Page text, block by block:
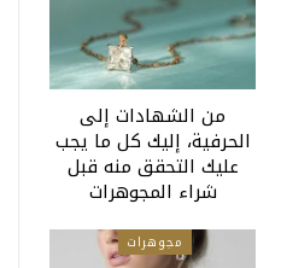
من الشهادات إلى
الحرفية، إليك كل ما يجب
عليك التحقق منه قبل
شراء المجوهرات
مجوهرات